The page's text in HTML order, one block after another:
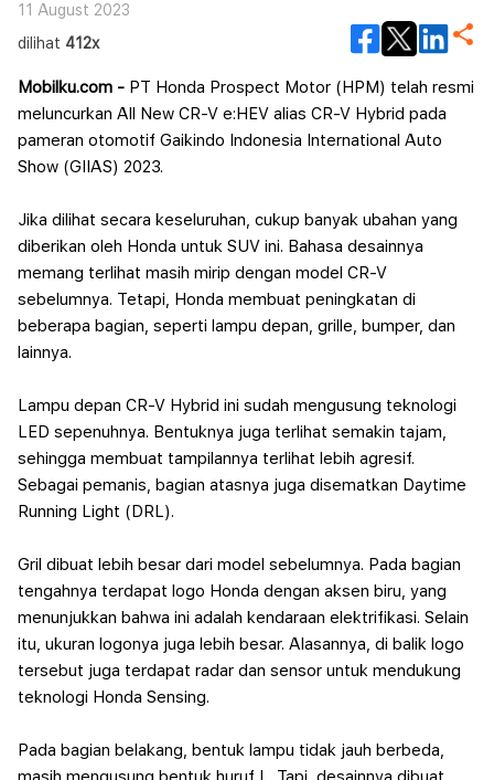
11 August 2023
dilihat 412x
Mobilku.com - PT Honda Prospect Motor (HPM) telah resmi
meluncurkan All New CR-V e:HEV alias CR-V Hybrid pada
pameran otomotif Gaikindo Indonesia International Auto
Show (GIIAS) 2023.
Jika dilihat secara keseluruhan, cukup banyak ubahan yang
diberikan oleh Honda untuk SUV ini. Bahasa desainnya
memang terlihat masih mirip dengan model CR-V
sebelumnya. Tetapi, Honda membuat peningkatan di
beberapa bagian, seperti lampu depan, grille, bumper, dan
lainnya.
Lampu depan CR-V Hybrid ini sudah mengusung teknologi
LED sepenuhnya. Bentuknya juga terlihat semakin tajam,
sehingga membuat tampilannya terlihat lebih agresif.
Sebagai pemanis, bagian atasnya juga disematkan Daytime
Running Light (DRL).
Gril dibuat lebih besar dari model sebelumnya. Pada bagian
tengahnya terdapat logo Honda dengan aksen biru, yang
menunjukkan bahwa ini adalah kendaraan elektrifikasi. Selain
itu, ukuran logonya juga lebih besar. Alasannya, di balik logo
tersebut juga terdapat radar dan sensor untuk mendukung
teknologi Honda Sensing.
Pada bagian belakang, bentuk lampu tidak jauh berbeda,